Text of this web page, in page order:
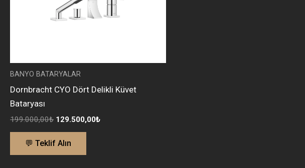
BANYO BATARYALAR
Dornbracht CYO Dört Delikli Küvet
Bataryası
199.000,00₺ 129.500,00₺
💬 Teklif Alın